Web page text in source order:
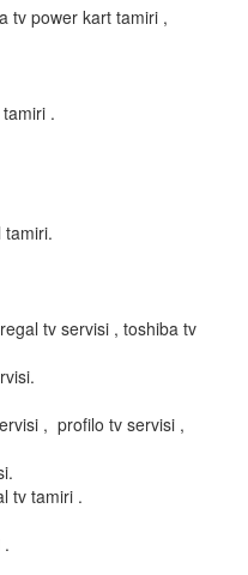
tv power kart tamiri ,
.
tamiri.
tv servisi , toshiba tv
, profilo tv servisi ,
tv tamiri .